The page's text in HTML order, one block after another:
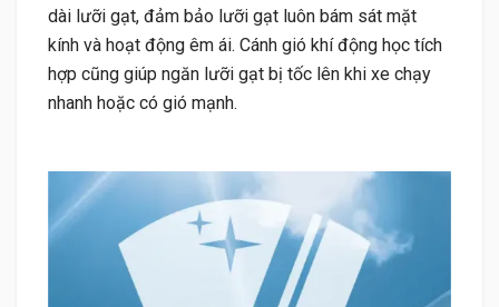
dài lưỡi gạt, đảm bảo lưỡi gạt luôn bám sát mặt
kính và hoạt động êm ái. Cánh gió khí động học tích
hợp cũng giúp ngăn lưỡi gạt bị tốc lên khi xe chạy
nhanh hoặc có gió mạnh.